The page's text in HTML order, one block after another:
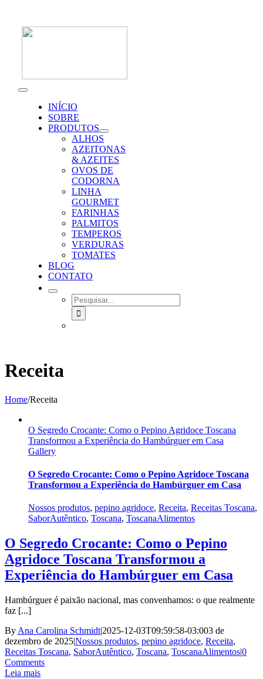
content
Toggle
NavigationINÍCIO
SOBRE
PRODUTOS
ALHOS
AZEITONAS
& AZEITES
OVOS DE
CODORNA
LINHA
GOURMET
FARINHAS
PALMITOS
TEMPEROS
VERDURAS
TOMATES
BLOG
CONTATO
SEARCH
FOR:
Receita
Home/Receita
O Segredo Crocante: Como o Pepino Agridoce Toscana
Transformou a Experiência do Hambúrguer em Casa
Gallery
O Segredo Crocante: Como o Pepino Agridoce Toscana
Transformou a Experiência do Hambúrguer em Casa
Nossos produtos, pepino agridoce, Receita, Receitas Toscana,
SaborAutêntico, Toscana, ToscanaAlimentos
O Segredo Crocante: Como o Pepino
Agridoce Toscana Transformou a
Experiência do Hambúrguer em Casa
Hambúrguer é paixão nacional, mas convenhamos: o que realmente
faz [...]
By Ana Carolina Schmidt|2025-12-03T09:59:58-03:003 de
dezembro de 2025|Nossos produtos, pepino agridoce, Receita,
Receitas Toscana, SaborAutêntico, Toscana, ToscanaAlimentos|0
Comments
Leia mais